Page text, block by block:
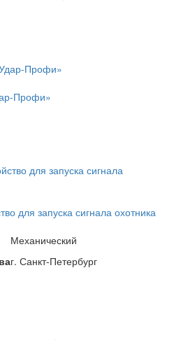
Профи»
для запуска сигнала охотника
Механический
г. Санкт-Петербург